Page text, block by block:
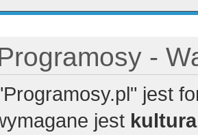
-
jest
jest